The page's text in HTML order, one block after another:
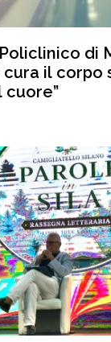
di
il corpo